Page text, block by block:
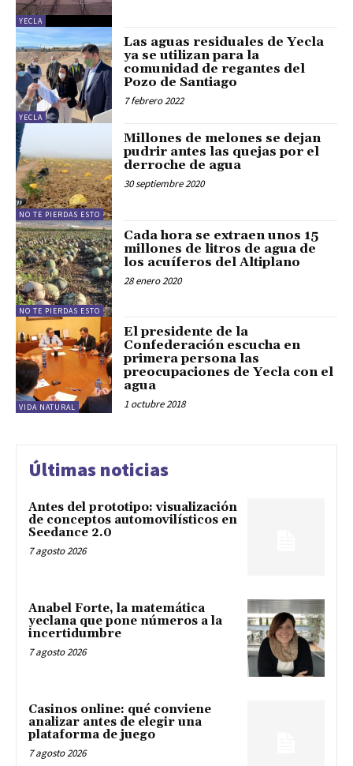
YECLA
YECLA
Las aguas residuales de Yecla
ya se utilizan para la
comunidad de regantes del
Pozo de Santiago
7 febrero 2022
NO TE PIERDAS ESTO
Millones de melones se dejan
pudrir antes las quejas por el
derroche de agua
30 septiembre 2020
NO TE PIERDAS ESTO
Cada hora se extraen unos 15
millones de litros de agua de
los acuíferos del Altiplano
28 enero 2020
VIDA NATURAL
El presidente de la
Confederación escucha en
primera persona las
preocupaciones de Yecla con el
agua
1 octubre 2018
Últimas noticias
Antes del prototipo: visualización
de conceptos automovilísticos en
Seedance 2.0
7 agosto 2026
Anabel Forte, la matemática
yeclana que pone números a la
incertidumbre
7 agosto 2026
Casinos online: qué conviene
analizar antes de elegir una
plataforma de juego
7 agosto 2026